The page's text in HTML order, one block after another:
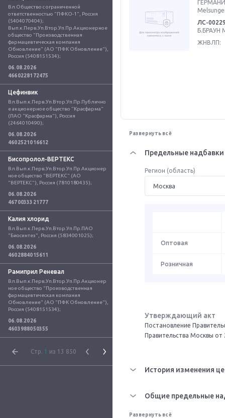
Вл.Общество с ограниченной
ответственностью "ПФКО-1", Россия
(5404070404);
Вып.к.Перв.Уп.Втор.Уп.Пр.Акционерное
общество "Производственная
фармацевтическая компания
Обновление" (АО "ПФК Обновление"),
Россия (5408151534);
06.08.2026
4660228172475
Цефинвик
Вл.Вып.к.Перв.Уп.Втор.Уп.Пр.Публично
е акционерное общество "Красфарма"
(ПАО "Красфарма"), Россия
(2464010490);
06.08.2026
4602521016612
Бисопролол-ВЕРТЕКС
Вл.Вып.к.Перв.Уп.Втор.Уп.Пр.Акционер
ное общество "ВЕРТЕКС" (АО
"ВЕРТЕКС"), Россия (7810180435);
06.08.2026
4670033321777
Калия хлорид
Вл.Вып.к.Перв.Уп.Втор.Уп.Пр.ПАО
"Биосинтез", Россия (5834001025);
06.08.2026
4602884015611
Рамиприл Реневал
Вл.Вып.к.Перв.Уп.Втор.Уп.Пр.Акционер
ное общество "Производственная
фармацевтическая компания
Обновление" (АО "ПФК Обновление"),
Россия (5408151534);
06.08.2026
4603988050355
Стр. 1 из 13 850
ЛС-
Б.БРАУН
ЖНВЛП:
Развернуть всё
Предельные надбавки
Регион (область)
Оптовая
Розничная
Утверждающий акт
Постановление
Правительства Москвы
История изменения
Общие предельные
Развернуть всё